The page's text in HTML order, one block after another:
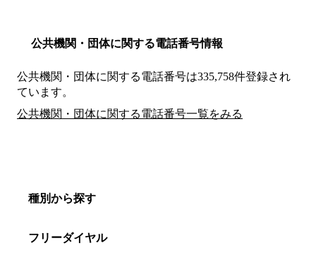
公共機関・団体に関する電話番号情報
公共機関・団体に関する電話番号は335,758件登録され
ています。
公共機関・団体に関する電話番号一覧をみる
種別から探す
フリーダイヤル